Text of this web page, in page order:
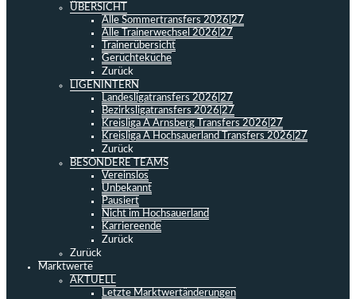
ÜBERSICHT
Alle Sommertransfers 2026|27
Alle Trainerwechsel 2026|27
Trainerübersicht
Gerüchteküche
Zurück
LIGENINTERN
Landesligatransfers 2026|27
Bezirksligatransfers 2026|27
Kreisliga A Arnsberg Transfers 2026|27
Kreisliga A Hochsauerland Transfers 2026|27
Zurück
BESONDERE TEAMS
Vereinslos
Unbekannt
Pausiert
Nicht im Hochsauerland
Karriereende
Zurück
Zurück
Marktwerte
AKTUELL
Letzte Marktwertänderungen